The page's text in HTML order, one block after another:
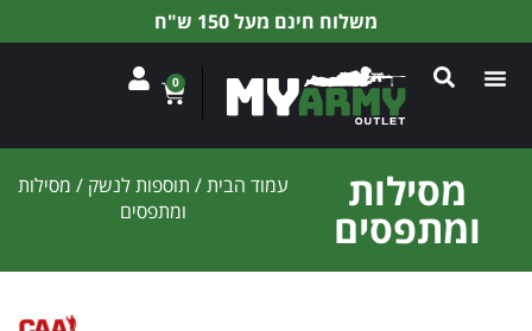
משלוח חינם מעל 150 ש"ח
0
מסילות
ומתפסים
עמוד הבית/ תוספות לנשק / מסילות
ומתפסים